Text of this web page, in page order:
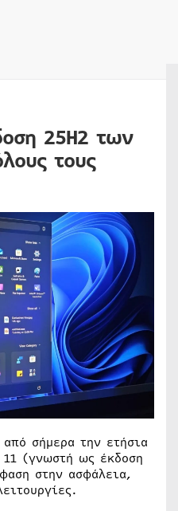
25H2 των
τους
σήμερα την ετήσια
(γνωστή ως έκδοση
στην ασφάλεια,